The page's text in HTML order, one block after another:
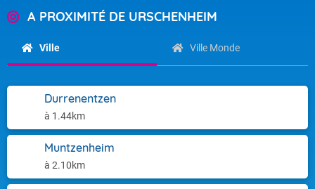
A PROXIMITÉ DE URSCHENHEIM
Ville Ville Monde
Durrenentzen
à 1.44km
Muntzenheim
à 2.10km